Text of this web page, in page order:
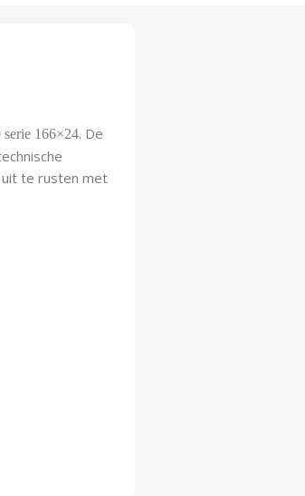
serie 166×24. De
te rusten met